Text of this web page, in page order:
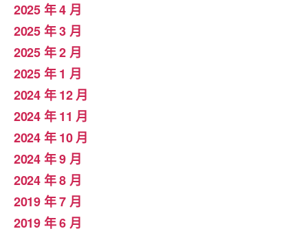
2025 年 4 月
2025 年 3 月
2025 年 2 月
2025 年 1 月
2024 年 12 月
2024 年 11 月
2024 年 10 月
2024 年 9 月
2024 年 8 月
2019 年 7 月
2019 年 6 月